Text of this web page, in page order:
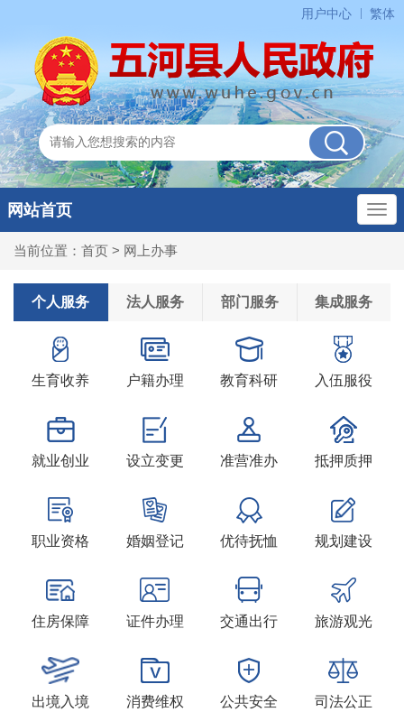
用户中心 繁体
网站首页
当前位置： 首页 > 网上办事
个人服务 法人服务 部门服务 集成服务
生育收养 户籍办理 教育科研 入伍服役
就业创业 设立变更 准营准办 抵押质押
职业资格 婚姻登记 优待抚恤 规划建设
住房保障 证件办理 交通出行 旅游观光
出境入境 消费维权 公共安全 司法公正
20260806
个人参保证明出具
20260806
个人参保证明出具
20260806
个人参保证明出具
20260806
公司设立登记
20260806
公司设立登记
20260806
招牌设置技术要求审查
20260806
挂车年审
20260806
个体工商户注销登记